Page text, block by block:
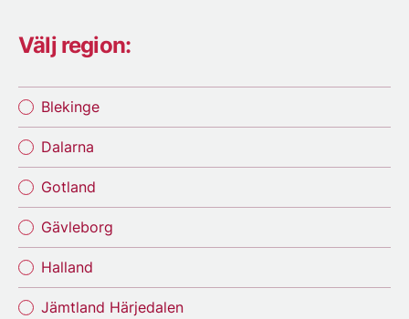
Välj region:
Blekinge
Dalarna
Gotland
Gävleborg
Halland
Jämtland Härjedalen